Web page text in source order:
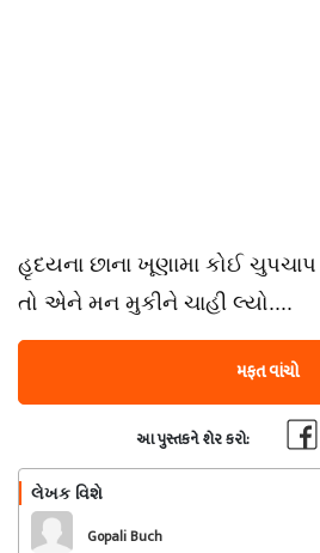
હૃદયના છાના ખૂણામા કોઈ
તો એને મન મુકીને ચાહી લ્યો....
મફત વાંચો
આ પુસ્તકને શેર કરો:
લેખક વિશે
Gopali Buch